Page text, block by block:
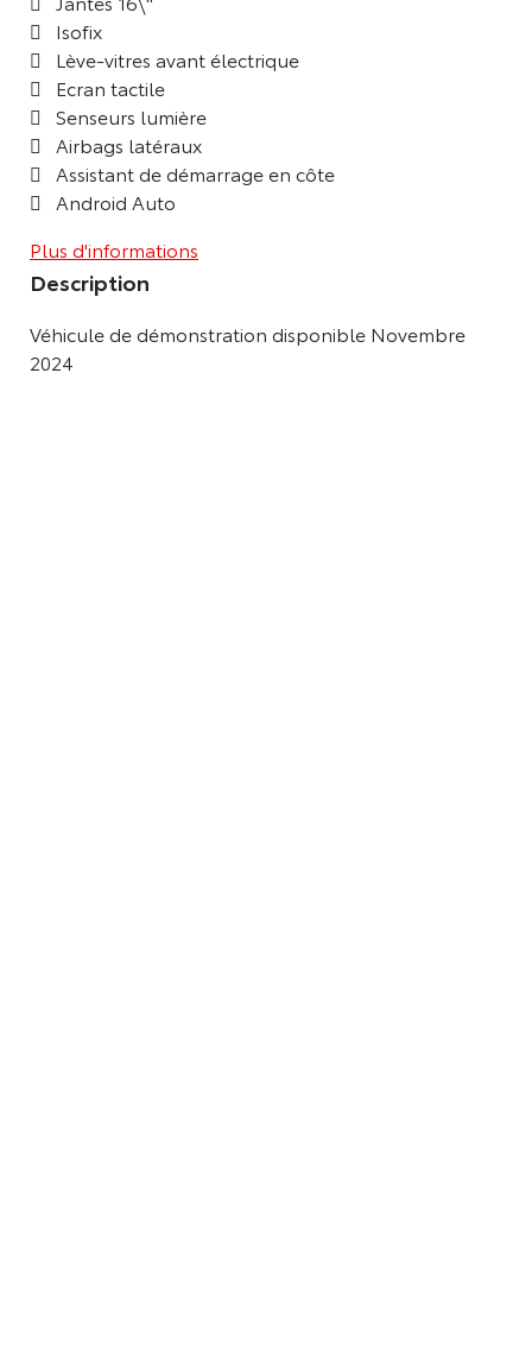
Isofix
Lève-vitres avant électrique
Ecran tactile
Senseurs lumière
Airbags latéraux
Assistant de démarrage en côte
Android Auto
Plus d'informations
Description
Véhicule de démonstration disponible Novembre
2024